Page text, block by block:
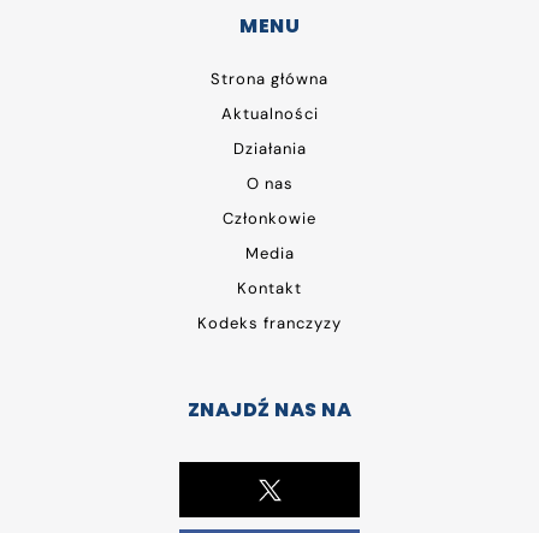
MENU
Strona główna
Aktualności
Działania
O nas
Członkowie
Media
Kontakt
Kodeks franczyzy
ZNAJDŹ NAS NA